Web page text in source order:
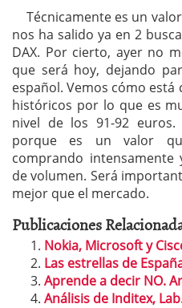
Técnicamente es un
nos ha salido ya en 2
DAX. Por cierto, ayer no
que será hoy, dejando
español. Vemos cómo
históricos por lo que es
nivel de los 91-92
porque es un valor
comprando
de volumen. Será
mejor que el mercado.
Publicaciones
Nokia, Microsoft y
Las estrellas de
Aprende a decir NO.
Análisis de Inditex,